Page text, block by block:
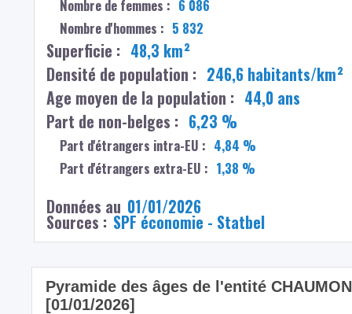
Nombre de femmes : 6 086
Nombre d'hommes : 5 832
Superficie : 48,3 km²
Densité de population : 246,6 habitants/km²
Age moyen de la population : 44,0 ans
Part de non-belges : 6,23 %
Part d'étrangers intra-EU : 4,84 %
Part d'étrangers extra-EU : 1,38 %
Données au 01/01/2026
Sources : SPF économie - Statbel
Pyramide des âges de l'entité
[01/01/2026]